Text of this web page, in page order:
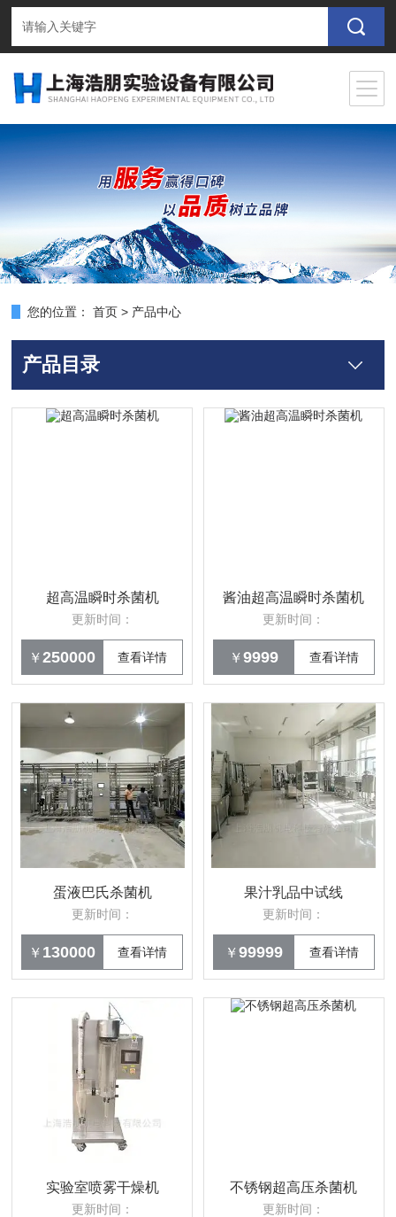
您的位置： 首页 > 产品中心
产品目录
超高温瞬时杀菌机
更新时间：
￥250000 查看详情
酱油超高温瞬时杀菌机
更新时间：
￥9999 查看详情
蛋液巴氏杀菌机
更新时间：
￥ 130000 查看详情
果汁乳品中试线
更新时间：
￥99999 查看详情
实验室喷雾干燥机
更新时间：
不锈钢超高压杀菌机
更新时间：